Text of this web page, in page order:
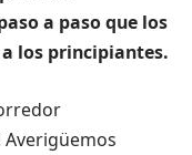
a paso que los
los principiantes.